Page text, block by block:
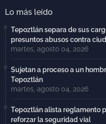
Lo más leído
Tepoztlán separa de sus
presuntos abusos contra
martes, agosto 04, 2026
Sujetan a proceso a un
Tepoztlán
martes, agosto 04, 2026
Tepoztlán alista reglamento
reforzar la seguridad vial